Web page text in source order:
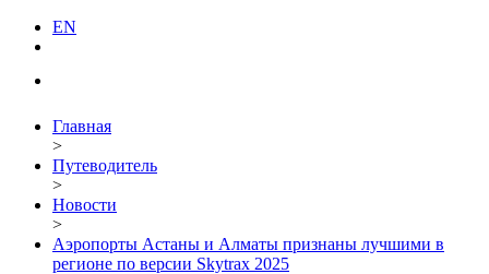
EN
Главная
>
Путеводитель
>
Новости
>
Аэропорты Астаны и Алматы признаны лучшими в
регионе по версии Skytrax 2025